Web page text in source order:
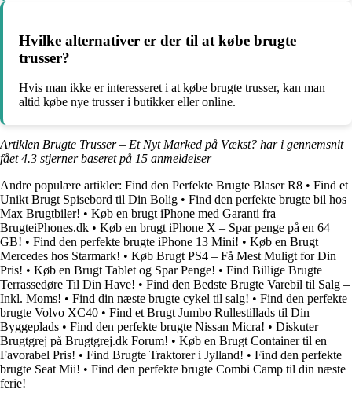
Hvilke alternativer er der til at købe brugte
trusser?
Hvis man ikke er interesseret i at købe brugte trusser, kan man
altid købe nye trusser i butikker eller online.
Artiklen Brugte Trusser – Et Nyt Marked på Vækst? har i gennemsnit
fået4.3 stjerner baseret på 15 anmeldelser
Andre populære artikler: Find den Perfekte Brugte Blaser R8 • Find et
Unikt Brugt Spisebord til Din Bolig • Find den perfekte brugte bil hos
Max Brugtbiler! • Køb en brugt iPhone med Garanti fra
BrugteiPhones.dk • Køb en brugt iPhone X – Spar penge på en 64
GB! • Find den perfekte brugte iPhone 13 Mini! • Køb en Brugt
Mercedes hos Starmark! • Køb Brugt PS4 – Få Mest Muligt for Din
Pris! • Køb en Brugt Tablet og Spar Penge! • Find Billige Brugte
Terrassedøre Til Din Have! • Find den Bedste Brugte Varebil til Salg –
Inkl. Moms! • Find din næste brugte cykel til salg! • Find den perfekte
brugte Volvo XC40 • Find et Brugt Jumbo Rullestillads til Din
Byggeplads • Find den perfekte brugte Nissan Micra! • Diskuter
Brugtgrej på Brugtgrej.dk Forum! • Køb en Brugt Container til en
Favorabel Pris! • Find Brugte Traktorer i Jylland! • Find den perfekte
brugte Seat Mii! • Find den perfekte brugte Combi Camp til din næste
ferie!